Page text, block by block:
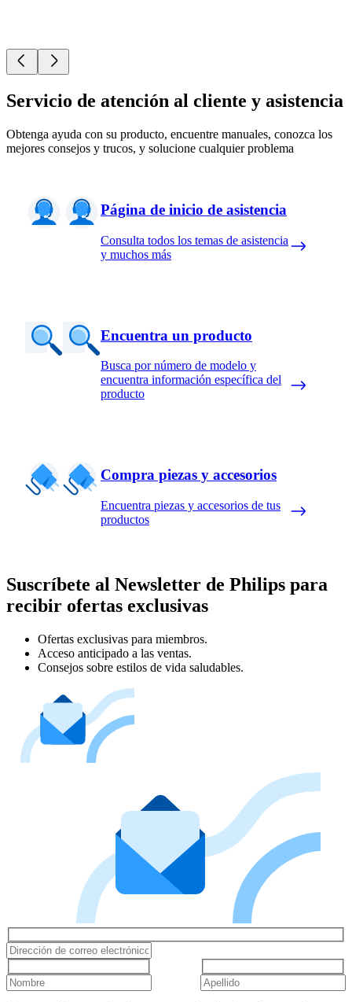
Servicio de atención al cliente y asistencia
Obtenga ayuda con su producto, encuentre manuales, conozca los
mejores consejos y trucos, y solucione cualquier problema
Página de inicio de asistencia
Consulta todos los temas de asistencia
y muchos más
Encuentra un producto
Busca por número de modelo y
encuentra información específica del
producto
Compra piezas y accesorios
Encuentra piezas y accesorios de tus
productos
Suscríbete al Newsletter de Philips para
recibir ofertas exclusivas
Ofertas exclusivas para miembros.
Acceso anticipado a las ventas.
Consejos sobre estilos de vida saludables.